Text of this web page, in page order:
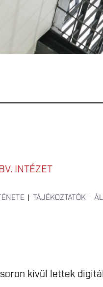
INTÉZET
TÁJÉKOZTATÓK
kívül lettek